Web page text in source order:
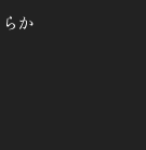
か